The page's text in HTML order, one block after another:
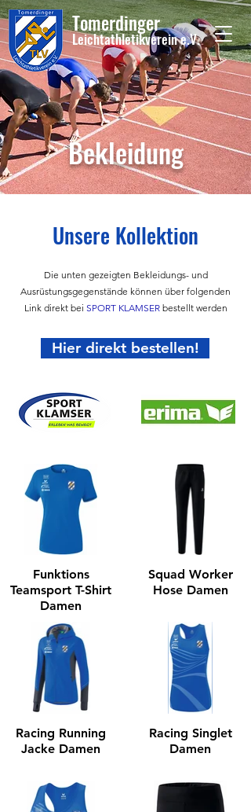
Tomerdinger
Leichtathletikvereine.V.
Bekleidung
Unsere Kollektion
Die unten gezeigten Bekleidungs- und
Ausrüstungsgegenstände können über folgenden
Link direkt bei SPORT KLAMSERbestellt werden
Hier direkt bestellen!
Funktions
Teamsport T-Shirt
Damen
Squad Worker
Hose Damen
Racing Running
Jacke Damen
Racing Singlet
Damen